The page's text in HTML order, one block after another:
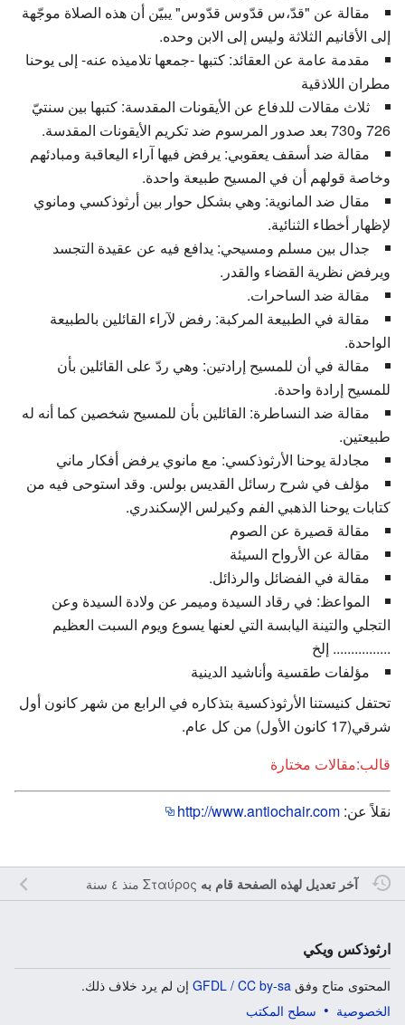
مقالة عن "قدّ،س قدّوس قدّوس" يبيّن أن هذه الصلاة موجّهة
إلى الأقانيم الثلاثة وليس إلى الابن وحده.
مقدمة عامة عن العقائد: كتبها -جمعها تلاميذه عنه- إلى يوحنا
مطران اللاذقية
ثلاث مقالات للدفاع عن الأيقونات المقدسة: كتبها بين سنتيّ
726 و730 بعد صدور المرسوم ضد تكريم الأيقونات المقدسة.
مقالة ضد أسقف يعقوبي: يرفض فيها آراء اليعاقبة ومبادئهم
وخاصة قولهم أن في المسيح طبيعة واحدة.
مقال ضد المانوية: وهي بشكل حوار بين أرثوذكسي ومانوي
لإظهار أخطاء الثنائية.
جدال بين مسلم ومسيحي: يدافع فيه عن عقيدة التجسد
ويرفض نظرية القضاء والقدر.
مقالة ضد الساحرات.
مقالة في الطبيعة المركبة: رفض لآراء القائلين بالطبيعة
الواحدة.
مقالة في أن للمسيح إرادتين: وهي ردّ على القائلين بأن
للمسيح إرادة واحدة.
مقالة ضد النساطرة: القائلين بأن للمسيح شخصين كما أنه له
طبيعتين.
مجادلة يوحنا الأرثوذكسي: مع مانوي يرفض أفكار ماني
مؤلف في شرح رسائل القديس بولس. وقد استوحى فيه من
كتابات يوحنا الذهبي الفم وكيرلس الإسكندري.
مقالة قصيرة عن الصوم
مقالة عن الأرواح السيئة
مقالة في الفضائل والرذائل.
المواعظ: في رقاد السيدة وميمر عن ولادة السيدة وعن
التجلي والتينة اليابسة التي لعنها يسوع ويوم السبت العظيم
................ إلخ
مؤلفات طقسية وأناشيد الدينية
تحتفل كنيستنا الأرثوذكسية بتذكاره في الرابع من شهر كانون أول
شرقي(17 كانون الأول) من كل عام.
قالب:مقالات مختارة
نقلاً عن: http://www.antiochair.com
آخر تعديل لهذه الصفحة قام به Σταύροςمنذ ٤ سنة
ارثوذكس ويكي
المحتوى متاح وفق GFDL / CC by-sa إن لم يرد خلاف ذلك.
الخصوصية
سطح المكتب